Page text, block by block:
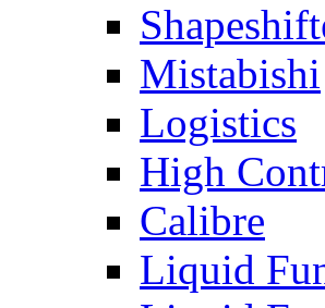
Mistabishi
Logistics
High
Calibre
Liquid